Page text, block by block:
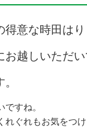
意な時田はり
越しいただい
すね。
ぐれもお気をつけ